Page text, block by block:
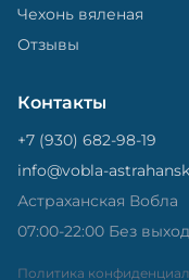
Чехонь вяленая
Отзывы
Контакты
+7 (930) 682-98-19
info@vobla-
Астраханская Вобла
07:00-22:00 Без
Политика